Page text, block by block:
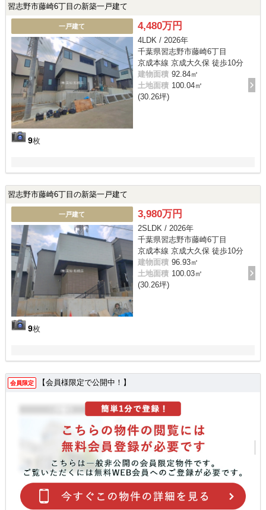
習志野市藤崎6丁目の新築一戸建て
一戸建て
9枚
4,480万円
4LDK / 2026年
千葉県習志野市藤崎6丁目
京成本線 京成大久保 徒歩10分
建物面積 92.84㎡
土地面積 100.04㎡
(30.26坪)
習志野市藤崎6丁目の新築一戸建て
一戸建て
9枚
3,980万円
2SLDK / 2026年
千葉県習志野市藤崎6丁目
京成本線 京成大久保 徒歩10分
建物面積 96.93㎡
土地面積 100.03㎡
(30.26坪)
会員限定 【会員様限定で公開中！】